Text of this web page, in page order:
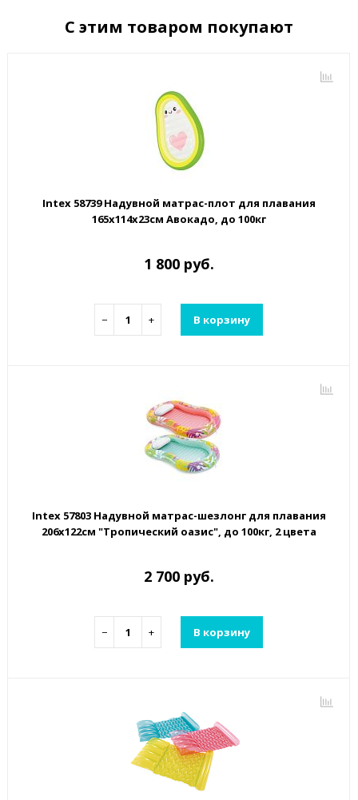
С этим товаром покупают
Intex 58739 Надувной матрас-плот для плавания
165х114х23см Авокадо, до 100кг
1 800 руб.
− + В корзину
Intex 57803 Надувной матрас-шезлонг для плавания
206х122см "Тропический оазис", до 100кг, 2 цвета
2 700 руб.
− + В корзину